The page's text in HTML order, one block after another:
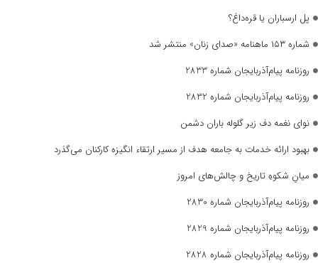
پل ارسباران یا قره‌داغ؟
شماره ۱۵۳ ماهنامه «صدای زنان» منتشر شد
روزنامه پیام‌آذربایجان شماره 2833
روزنامه پیام‌آذربایجان شماره 2832
نوای نغمه دف زیر گلوله باران دشمن
بهبود ارائه خدمات به جامعه هدف از مسیر ارتقاء انگیزه کارکنان می‌گذرد
میانِ شکوهِ تاریخ و چالش‌های امروز
روزنامه پیام‌آذربایجان شماره 2830
روزنامه پیام‌آذربایجان شماره 2829
روزنامه پیام‌آذربایجان شماره 2828